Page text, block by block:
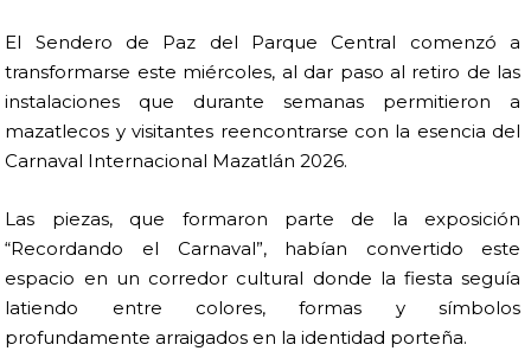
El Sendero de Paz del Parque Central comenzó a
transformarse este miércoles, al dar paso al retiro de las
instalaciones que durante semanas permitieron a
mazatlecos y visitantes reencontrarse con la esencia del
Carnaval Internacional Mazatlán 2026.
Las piezas, que formaron parte de la exposición
“Recordando el Carnaval”, habían convertido este
espacio en un corredor cultural donde la fiesta seguía
latiendo entre colores, formas y símbolos
profundamente arraigados en la identidad porteña.